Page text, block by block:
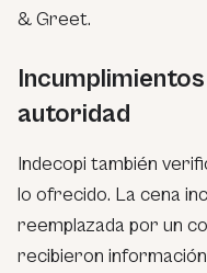
& Greet.
autoridad
Indecopi también
lo ofrecido. La cena
reemplazada por un
recibieron